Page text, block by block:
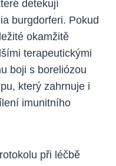
detekují
burgdorferi. Pokud‍
⁢okamžitě
⁤terapeutickými
boji s boreliózou
který zahrnuje i
imunitního